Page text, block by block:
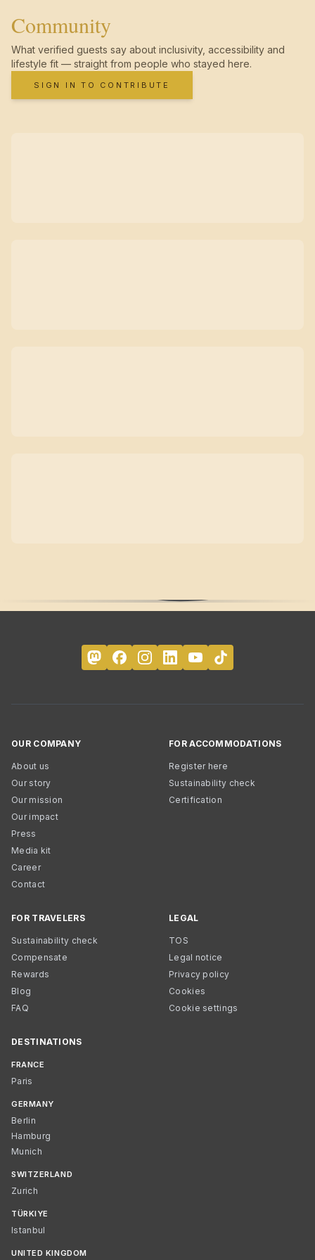
Community
What verified guests say about inclusivity, accessibility and
lifestyle fit — straight from people who stayed here.
SIGN IN TO CONTRIBUTE
OUR COMPANY
About us
Our story
Our mission
Our impact
Press
Media kit
Career
Contact
FOR ACCOMMODATIONS
Register here
Sustainability check
Certification
FOR TRAVELERS
Sustainability check
Compensate
Rewards
Blog
FAQ
LEGAL
TOS
Legal notice
Privacy policy
Cookies
Cookie settings
DESTINATIONS
FRANCE
Paris
GERMANY
Berlin
Hamburg
Munich
SWITZERLAND
Zurich
TÜRKIYE
Istanbul
UNITED KINGDOM